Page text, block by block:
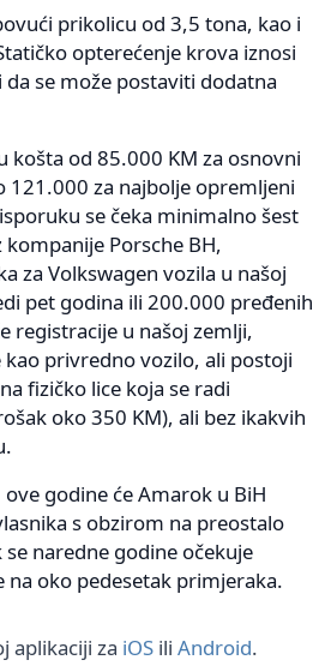
prikolicu od 3,5 tona, kao i
opterećenje krova iznosi
se može postaviti dodatna
košta od 85.000 KM za osnovni
121.000 za najbolje opremljeni
se čeka minimalno šest
Porsche BH,
za Volkswagen vozila u našoj
pet godina ili 200.000 pređenih
registracije u našoj zemlji,
privredno vozilo, ali postoji
fizičko lice koja se radi
oko 350 KM), ali bez ikakvih
godine će Amarok u BiH
s obzirom na preostalo
naredne godine očekuje
na oko pedesetak primjeraka.
aplikaciji za iOS ili Android.